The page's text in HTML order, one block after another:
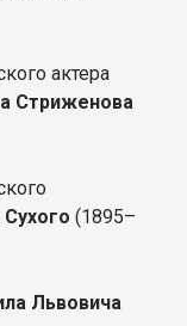
актера
Стриженова
(1895–
Львовича